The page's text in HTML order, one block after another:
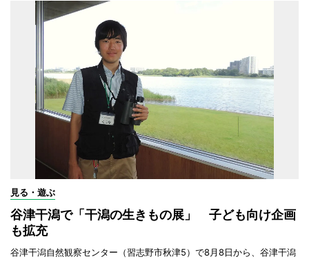
見る・遊ぶ
谷津干潟で「干潟の生きもの展」 子ども向け企画
も拡充
谷津干潟自然観察センター（習志野市秋津5）で8月8日から、谷津干潟